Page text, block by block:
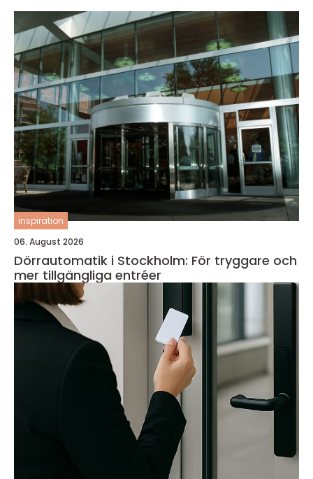
inspiration
06. August 2026
Dörrautomatik i Stockholm: För tryggare och
mer tillgängliga entréer